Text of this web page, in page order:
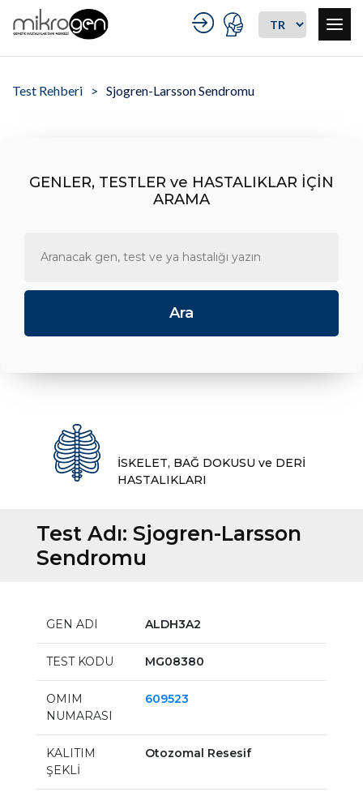
Test Rehberi Sjogren-Larsson Sendromu
GENLER, TESTLER ve HASTALIKLAR İÇİN
ARAMA
İSKELET, BAĞ DOKUSU ve DERİ
HASTALIKLARI
Test Adı: Sjogren-Larsson
Sendromu
GEN ADI ALDH3A2
TEST KODU MG08380
OMIM
NUMARASI
609523
KALITIM
ŞEKLİ
Otozomal Resesif